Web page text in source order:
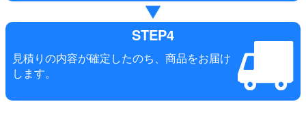
STEP4
見積りの内容が確定したのち、商品をお届け
します。